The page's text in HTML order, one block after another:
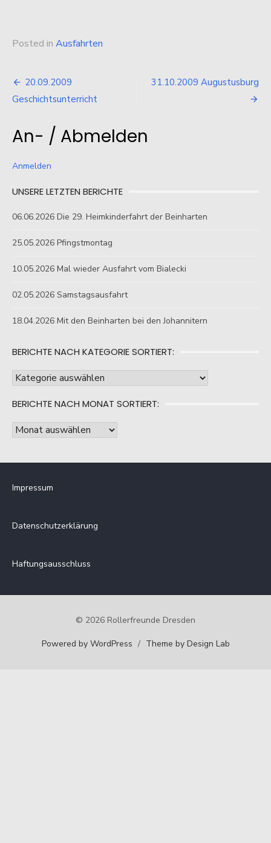
Posted in Ausfahrten
Beitragsnavigation
20.09.2009
Geschichtsunterricht
31.10.2009 Augustusburg
An- / Abmelden
Anmelden
UNSERE LETZTEN BERICHTE
06.06.2026 Die 29. Heimkinderfahrt der Beinharten
25.05.2026 Pfingstmontag
10.05.2026 Mal wieder Ausfahrt vom Bialecki
02.05.2026 Samstagsausfahrt
18.04.2026 Mit den Beinharten bei den Johannitern
BERICHTE NACH KATEGORIE SORTIERT:
Berichte
Kategorie
sortiert:
BERICHTE NACH MONAT SORTIERT:
Berichte
Impressum
Datenschutzerklärung
Haftungsausschluss
© 2026 Rollerfreunde Dresden
Powered by WordPress / Theme by Design Lab